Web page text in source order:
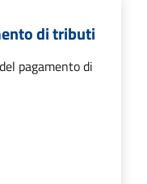
di tributi
pagamento di